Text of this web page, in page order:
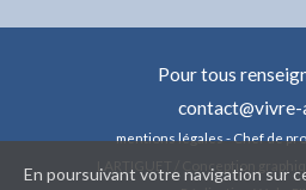
Pour tous
mentions légales- Chef de
LARTIGUET / Conception
En poursuivant votre navigation sur